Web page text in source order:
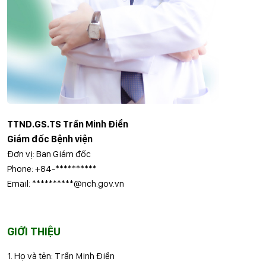
TTND.GS.TS Trần Minh Điển
Giám đốc Bệnh viện
Đơn vị: Ban Giám đốc
Phone: +84-**********
Email: **********@nch.gov.vn
GIỚI THIỆU
1. Họ và tên: Trần Minh Điển